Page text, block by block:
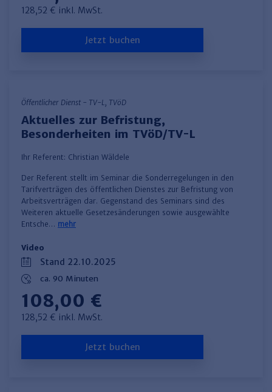
128,52 € inkl. MwSt.
Jetzt buchen
Öffentlicher Dienst - TV-L, TVöD
Aktuelles zur Befristung,
Besonderheiten im TVöD/TV-L
Ihr Referent: Christian Wäldele
​Der Referent stellt im Seminar die Sonderregelungen in den
Tarifverträgen des öffentlichen Dienstes zur Befristung von
Arbeitsverträgen dar. Gegenstand des Seminars sind des
Weiteren aktuelle Gesetzesänderungen sowie ausgewählte
Entsche… mehr
Video
Stand 22.10.2025
ca. 90 Minuten
108,00 €
128,52 € inkl. MwSt.
Jetzt buchen